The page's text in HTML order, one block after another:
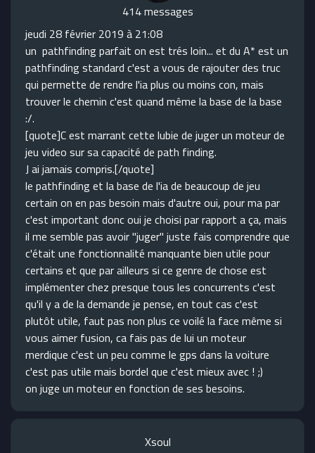
414 messages
jeudi 28 février 2019 à 21:08
un pathfinding parfait on est trés loin... et du A* est un
pathfinding standard c'est a vous de rajouter des truc
qui permette de rendre l'ia plus ou moins con, mais
trouver le chemin c'est quand même la base de la base
:/.
[quote]C est marrant cette lubie de juger un moteur de
jeu video sur sa capacité de path finding.
J ai jamais compris.[/quote]
le pathfinding et la base de l'ia de beaucoup de jeu
certain on en pas besoin mais d'autre oui, pour ma par
c'est important donc oui je choisi par rapport a ça, mais
il me semble pas avoir "juger" juste fais comprendre que
c'était une fonctionnalité manquante bien utile pour
certains et que par ailleurs si ce genre de chose est
implémenter chez presque tous les concurrents c'est
qu'il y a de la demande je pense, en tout cas c'est
plutôt utile, faut pas non plus ce voilé la face même si
vous aimer fusion, ca fais pas de lui un moteur
merdique c'est un peu comme le gps dans la voiture
c'est pas utile mais bordel que c'est mieux avec ! ;)
on juge un moteur en fonction de ses besoins.
Xsoul